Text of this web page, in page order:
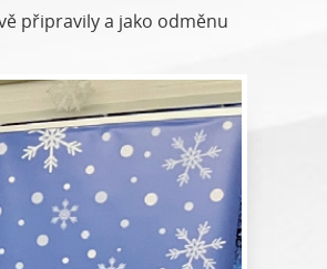
připravily a jako odměnu